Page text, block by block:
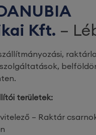
Kft. –
szolgáltatások,
területek:
– Raktár